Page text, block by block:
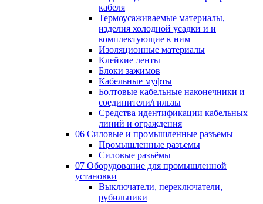
кабеля
Термоусаживаемые материалы,
изделия холодной усадки и и
комплектующие к ним
Изоляционные материалы
Клейкие ленты
Блоки зажимов
Кабельные муфты
Болтовые кабельные наконечники и
соединители/гильзы
Средства идентификации кабельных
линий и ограждения
06 Силовые и промышленные разъемы
Промышленные разъемы
Силовые разъёмы
07 Оборудование для промышленной
установки
Выключатели, переключатели,
рубильники